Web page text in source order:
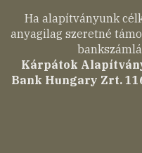
Ha alapítványunk
anyagilag szeretné
Kárpátok
Bank Hungary Zrt.